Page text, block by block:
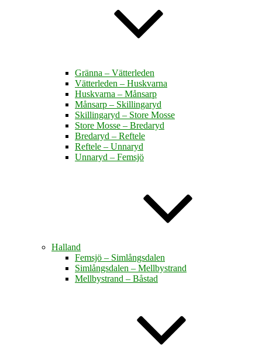
Gränna – Vätterleden
Vätterleden – Huskvarna
Huskvarna – Månsarp
Månsarp – Skillingaryd
Skillingaryd – Store Mosse
Store Mosse – Bredaryd
Bredaryd – Reftele
Reftele – Unnaryd
Unnaryd – Femsjö
Halland
Femsjö – Simlångsdalen
Simlångsdalen – Mellbystrand
Mellbystrand – Båstad